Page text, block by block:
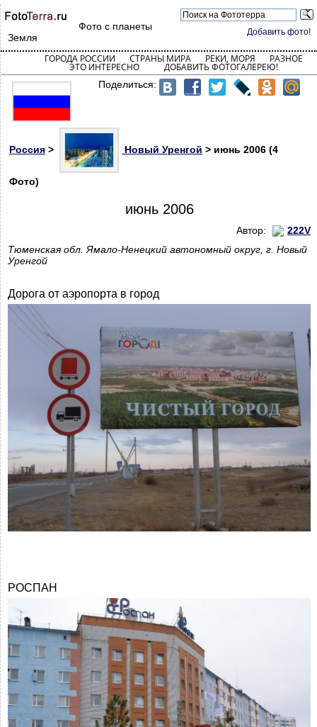
Добавить фото!
Фото с планеты
Земля
ГОРОДА РОССИИ СТРАНЫ МИРА РЕКИ, МОРЯ РАЗНОЕ
ЭТО ИНТЕРЕСНО ДОБАВИТЬ ФОТОГАЛЕРЕЮ!
Поделиться:
Россия > Новый Уренгой > июнь 2006 (4
Фото)
июнь 2006
Автор:
222V
Тюменская обл. Ямало-Ненецкий автономный округ, г. Новый
Уренгой
Дорога от аэропорта в город
РОСПАН